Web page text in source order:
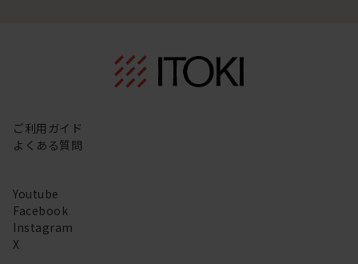
ご利用ガイド
よくある質問
Youtube
Facebook
Instagram
X